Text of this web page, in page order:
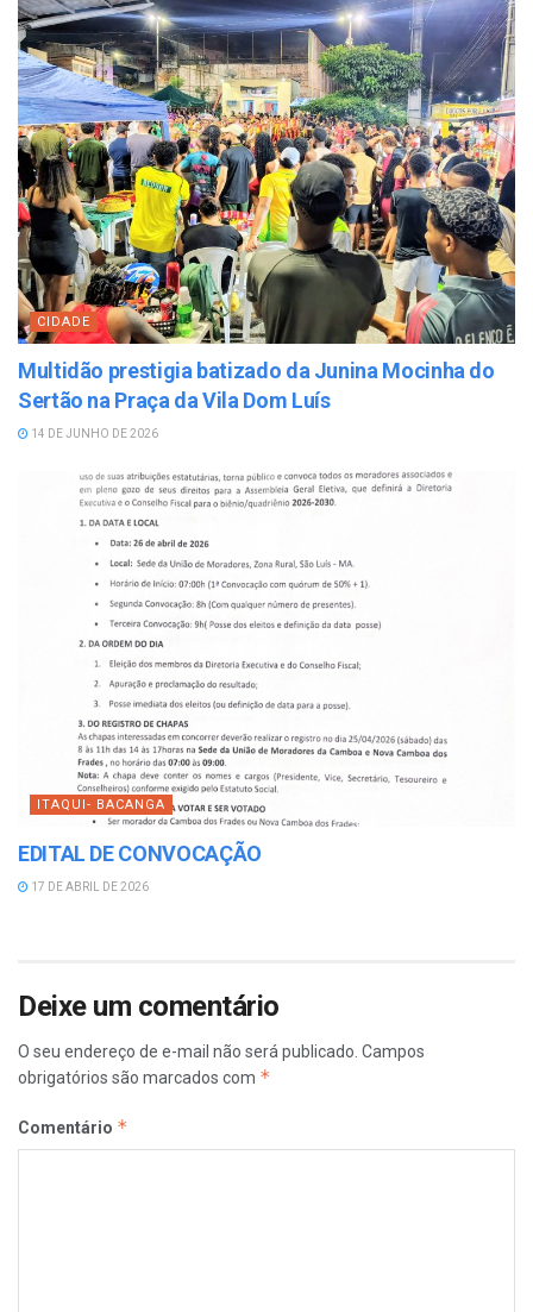
CIDADE
Multidão prestigia batizado da Junina Mocinha do
Sertão na Praça da Vila Dom Luís
14 DE JUNHO DE 2026
ITAQUI- BACANGA
EDITAL DE CONVOCAÇÃO
17 DE ABRIL DE 2026
Deixe um comentário
O seu endereço de e-mail não será publicado. Campos
obrigatórios são marcados com *
Comentário *